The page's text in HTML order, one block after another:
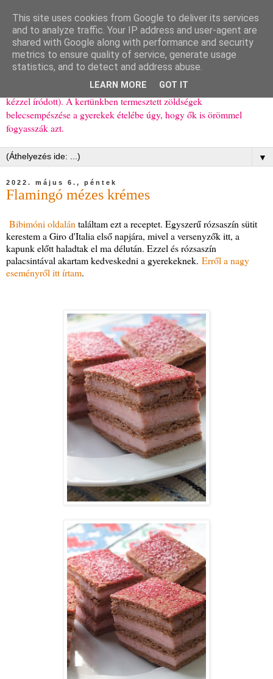
Ízőrző
Kisgyerekes család kipróbált, többnyire egészséges ételeket
bemutató receptjei a mindennapokra (mert a papírfecniket folyton
elhagyom) és gyerekeimnek ajándékba (mint régen, csak ez nem
kézzel íródott). A kertünkben termesztett zöldségek
belecsempészése a gyerekek ételébe úgy, hogy ők is örömmel
fogyasszák azt.
▼
2022. május 6., péntek
Flamingó mézes krémes
Bibimóni oldalán találtam ezt a receptet. Egyszerű rózsaszín sütit
kerestem a Giro d'Italia első napjára, mivel a versenyzők itt, a
kapunk előtt haladtak el ma délután. Ezzel és rózsaszín
palacsintával akartam kedveskedni a gyerekeknek. Erről a nagy
eseményről itt írtam.
This site uses cookies from Google to deliver its services
and to analyze traffic. Your IP address and user-agent are
shared with Google along with performance and security
metrics to ensure quality of service, generate usage
statistics, and to detect and address abuse.
LEARN MORE GOT IT